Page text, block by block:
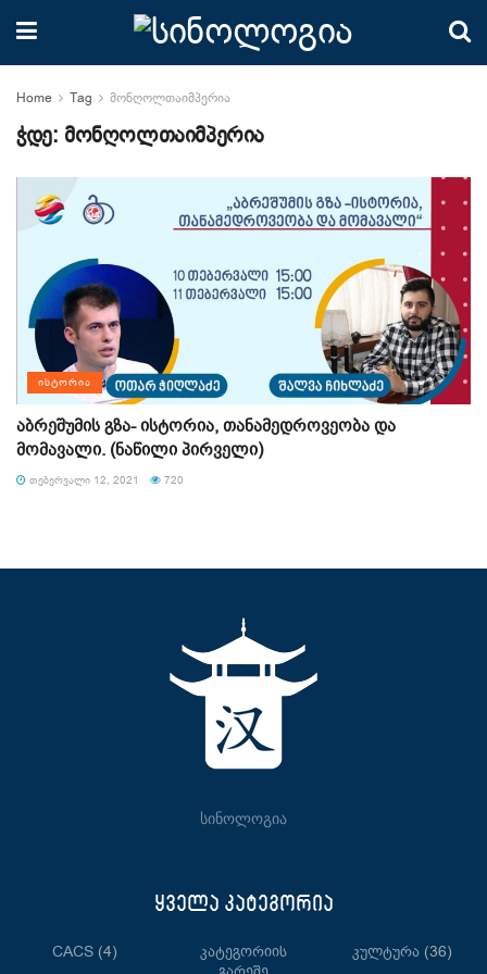
Home Tag მონღოლთაიმპერია
ჭდე: მონღოლთაიმპერია
ᲘᲡᲢᲝᲠᲘᲐ
აბრეშუმის გზა- ისტორია, თანამედროვეობა და
მომავალი. (ნაწილი პირველი)
ᲗᲔᲑᲔᲠᲕᲐᲚᲘ 12, 2021 720
სინოლოგია
ყველა კატეგორია
CACS (4)
Კატეგორიის
Კულტურა (36)